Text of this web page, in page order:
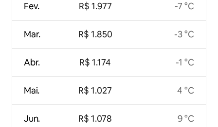
Fev.
Mar.
Abr.
Mai.
Jun.
R$ 1.977
R$ 1.850
R$ 1.174
R$ 1.027
R$ 1.078
-7 °C
-3 °C
-1 °C
4 °C
9 °C